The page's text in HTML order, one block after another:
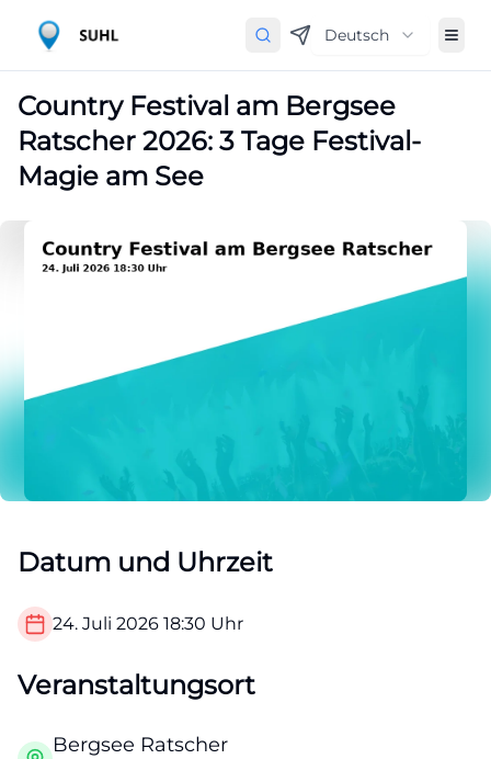
Deutsch
Country Festival am Bergsee
Ratscher 2026: 3 Tage Festival-
Magie am See
Datum und Uhrzeit
24. Juli 2026 18:30 Uhr
Veranstaltungsort
Bergsee Ratscher